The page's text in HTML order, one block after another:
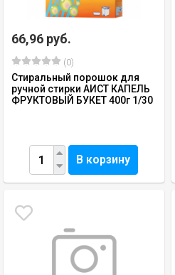
66,96 руб.
(0)
Стиральный порошок для
ручной стирки АИСТ КАПЕЛЬ
ФРУКТОВЫЙ БУКЕТ 400г 1/30
В корзину